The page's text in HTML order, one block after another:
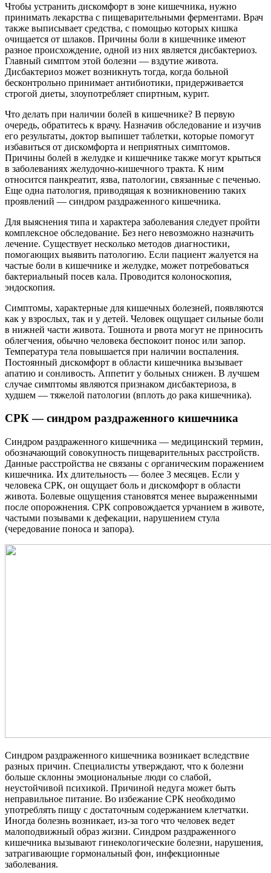
Чтобы устранить дискомфорт в зоне кишечника, нужно
принимать лекарства с пищеварительными ферментами. Врач
также выписывает средства, с помощью которых кишка
очищается от шлаков. Причины боли в кишечнике имеют
разное происхождение, одной из них является дисбактериоз.
Главный симптом этой болезни — вздутие живота.
Дисбактериоз может возникнуть тогда, когда больной
бесконтрольно принимает антибиотики, придерживается
строгой диеты, злоупотребляет спиртным, курит.
Что делать при наличии болей в кишечнике? В первую
очередь, обратитесь к врачу. Назначив обследование и изучив
его результаты, доктор выпишет таблетки, которые помогут
избавиться от дискомфорта и неприятных симптомов.
Причины болей в желудке и кишечнике также могут крыться
в заболеваниях желудочно-кишечного тракта. К ним
относится панкреатит, язва, патологии, связанные с печенью.
Еще одна патология, приводящая к возникновению таких
проявлений — синдром раздраженного кишечника.
Для выяснения типа и характера заболевания следует пройти
комплексное обследование. Без него невозможно назначить
лечение. Существует несколько методов диагностики,
помогающих выявить патологию. Если пациент жалуется на
частые боли в кишечнике и желудке, может потребоваться
бактериальный посев кала. Проводится колоноскопия,
эндоскопия.
Симптомы, характерные для кишечных болезней, появляются
как у взрослых, так и у детей. Человек ощущает сильные боли
в нижней части живота. Тошнота и рвота могут не приносить
облегчения, обычно человека беспокоит понос или запор.
Температура тела повышается при наличии воспаления.
Постоянный дискомфорт в области кишечника вызывает
апатию и сонливость. Аппетит у больных снижен. В лучшем
случае симптомы являются признаком дисбактериоза, в
худшем — тяжелой патологии (вплоть до рака кишечника).
СРК — синдром раздраженного кишечника
Синдром раздраженного кишечника — медицинский термин,
обозначающий совокупность пищеварительных расстройств.
Данные расстройства не связаны с органическим поражением
кишечника. Их длительность — более 3 месяцев. Если у
человека СРК, он ощущает боль и дискомфорт в области
живота. Болевые ощущения становятся менее выраженными
после опорожнения. СРК сопровождается урчанием в животе,
частыми позывами к дефекации, нарушением стула
(чередование поноса и запора).
Синдром раздраженного кишечника возникает вследствие
разных причин. Специалисты утверждают, что к болезни
больше склонны эмоциональные люди со слабой,
неустойчивой психикой. Причиной недуга может быть
неправильное питание. Во избежание СРК необходимо
употреблять пищу с достаточным содержанием клетчатки.
Иногда болезнь возникает, из-за того что человек ведет
малоподвижный образ жизни. Синдром раздраженного
кишечника вызывают гинекологические болезни, нарушения,
затрагивающие гормональный фон, инфекционные
заболевания.